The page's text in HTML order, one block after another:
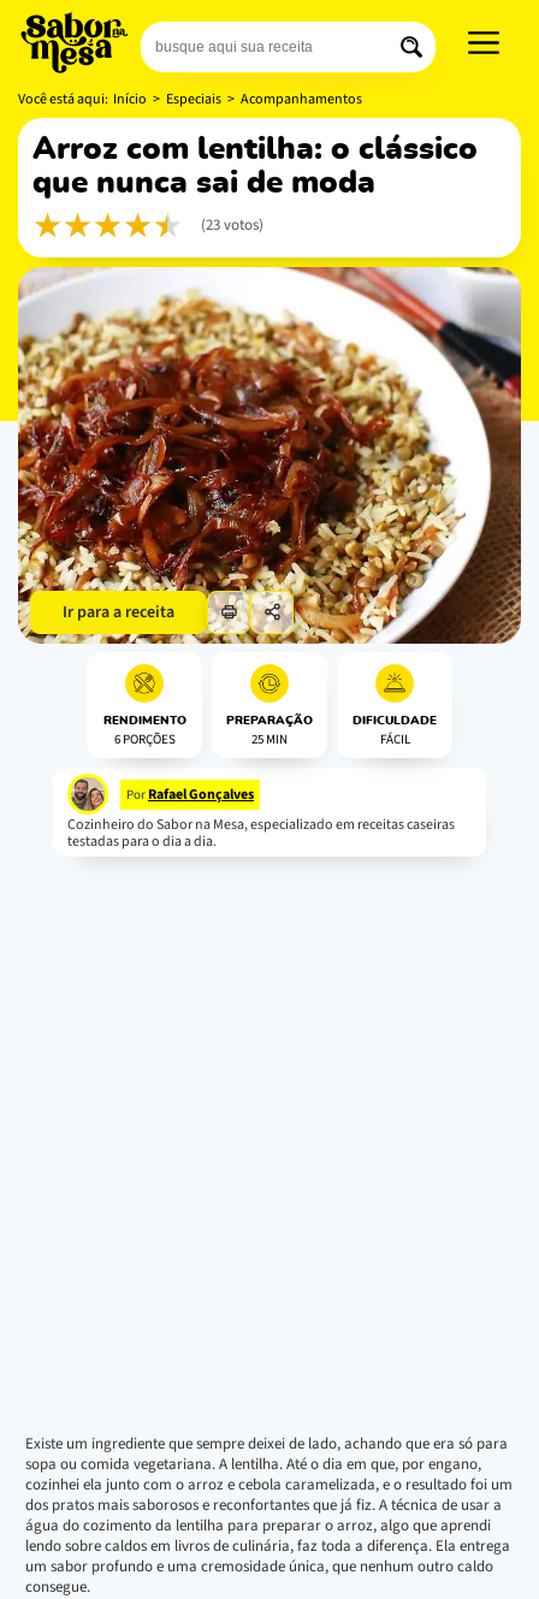
Você está aqui: Início > Especiais > Acompanhamentos
arroz com lentilha: o clássico
que nunca sai de moda
(23 votos)
Ir para a receita
RENDIMENTO
6 PORÇÕES
PREPARAÇÃO
25 MIN
DIFICULDADE
FÁCIL
Por Rafael Gonçalves
Cozinheiro do Sabor na Mesa, especializado em receitas caseiras
testadas para o dia a dia.
Existe um ingrediente que sempre deixei de lado, achando que era só para
sopa ou comida vegetariana. A lentilha. Até o dia em que, por engano,
cozinhei ela junto com o arroz e cebola caramelizada, e o resultado foi um
dos pratos mais saborosos e reconfortantes que já fiz. A técnica de usar a
água do cozimento da lentilha para preparar o arroz, algo que aprendi
lendo sobre caldos em livros de culinária, faz toda a diferença. Ela entrega
um sabor profundo e uma cremosidade única, que nenhum outro caldo
consegue.